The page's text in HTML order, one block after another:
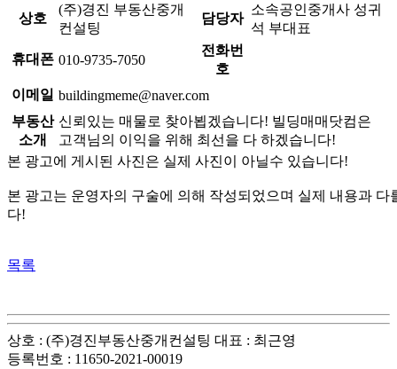
상호
(주)경진 부동산중개
컨설팅
담당자
소속공인중개사 성귀
석 부대표
휴대폰 010-9735-7050
전화번
호
이메일 buildingmeme@naver.com
부동산
소개
신뢰있는 매물로 찾아뵙겠습니다! 빌딩매매닷컴은
고객님의 이익을 위해 최선을 다 하겠습니다!
본 광고에 게시된 사진은 실제 사진이 아닐수 있습니다!
본 광고는 운영자의 구술에 의해 작성되었으며 실제 내용과 다
다!
목록
상호 : (주)경진부동산중개컨설팅 대표 : 최근영
등록번호 : 11650-2021-00019